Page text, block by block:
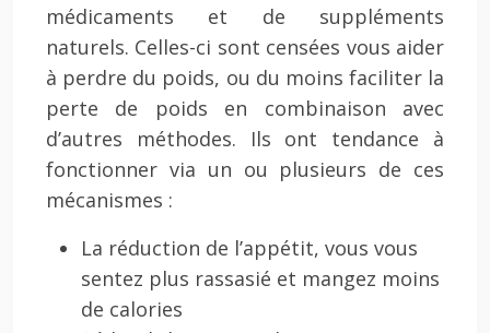
médicaments et de suppléments
naturels. Celles-ci sont censées vous aider
à perdre du poids, ou du moins faciliter la
perte de poids en combinaison avec
d’autres méthodes. Ils ont tendance à
fonctionner via un ou plusieurs de ces
mécanismes :
La réduction de l’appétit, vous vous
sentez plus rassasié et mangez moins
de calories